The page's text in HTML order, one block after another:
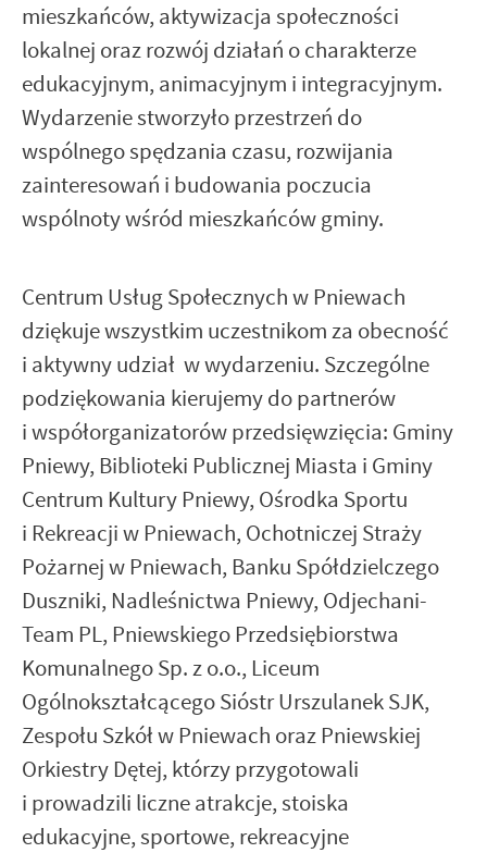
mieszkańców, aktywizacja społeczności
lokalnej oraz rozwój działań o charakterze
edukacyjnym, animacyjnym i integracyjnym.
Wydarzenie stworzyło przestrzeń do
wspólnego spędzania czasu, rozwijania
zainteresowań i budowania poczucia
wspólnoty wśród mieszkańców gminy.
Centrum Usług Społecznych w Pniewach
dziękuje wszystkim uczestnikom za obecność
i aktywny udział w wydarzeniu. Szczególne
podziękowania kierujemy do partnerów
i współorganizatorów przedsięwzięcia: Gminy
Pniewy, Biblioteki Publicznej Miasta i Gminy
Centrum Kultury Pniewy, Ośrodka Sportu
i Rekreacji w Pniewach, Ochotniczej Straży
Pożarnej w Pniewach, Banku Spółdzielczego
Duszniki, Nadleśnictwa Pniewy, Odjechani-
Team PL, Pniewskiego Przedsiębiorstwa
Komunalnego Sp. z o.o., Liceum
Ogólnokształcącego Sióstr Urszulanek SJK,
Zespołu Szkół w Pniewach oraz Pniewskiej
Orkiestry Dętej, którzy przygotowali
i prowadzili liczne atrakcje, stoiska
edukacyjne, sportowe, rekreacyjne